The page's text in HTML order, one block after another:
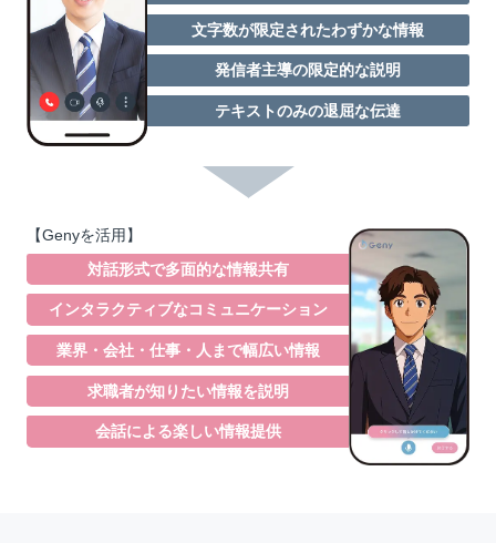
文字数が限定されたわずかな情報
発信者主導の限定的な説明
テキストのみの退屈な伝達
【Genyを活用】
対話形式で多面的な情報共有
インタラクティブなコミュニケーション
業界・会社・仕事・人まで幅広い情報
求職者が知りたい情報を説明
会話による楽しい情報提供